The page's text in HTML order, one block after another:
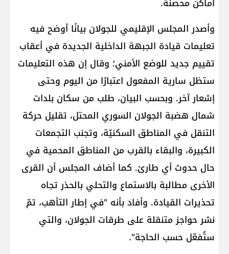
وأصدر المجلس الإقليمي للجولان بيانًا أوضح فيه
تعليمات قيادة الجبهة الداخلية الجديدة في أعقاب
تقييم جديد للوضع الأمني؛ وقال إن هذه التعليمات
ستظل سارية المفعول اعتبارًا من اليوم وحتى
إشعار آخر. وبحسب البيان، طلب من سكان بلدات
شمال هضبة الجولان السوري المحتل، تقليل حركة
التنقل في المناطق السكنيّة، وتجنب التجمعات
الكبيرة، والبقاء بالقرب من المناطق المحمية في
حال حدوث أي طارئ. كما أضاف المجلس أن القرى
الأخرى مطالبة بالاستماع والتحلي بالحذر تجاه
تحذيرات القيادة. وأفاد بأنه "في إطار التأهب، تمّ
نشر حواجز متنقلة على طرقات الجولان، والتي
ستُفعّل حسب الحاجة".